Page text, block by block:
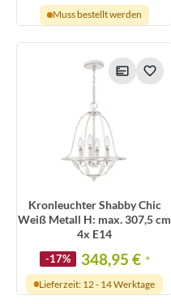
Muss bestellt werden
Kronleuchter Shabby Chic
Weiß Metall H: max. 307,5 cm
4x E14
-17% 348,95 € *
Lieferzeit: 12 - 14 Werktage